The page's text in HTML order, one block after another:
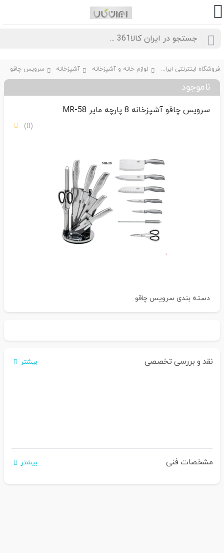
فروشگاه اینترنتی ایران کالا361 لوازم خانه و آشپزخانه آشپزخانه سرویس چاقو
ناموجود
سرویس چاقو آشپزخانه 8 پارچه مایر MR-58
دسته بندیسرویس چاقو
نقد و بررسی تخصصی بیشتر
مشخصات فنی بیشتر